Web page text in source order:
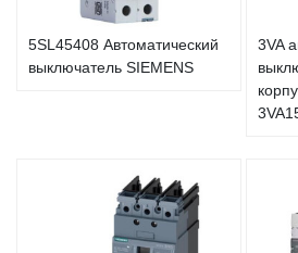
5SL45408 Автоматический
выключатель SIEMENS
3VA